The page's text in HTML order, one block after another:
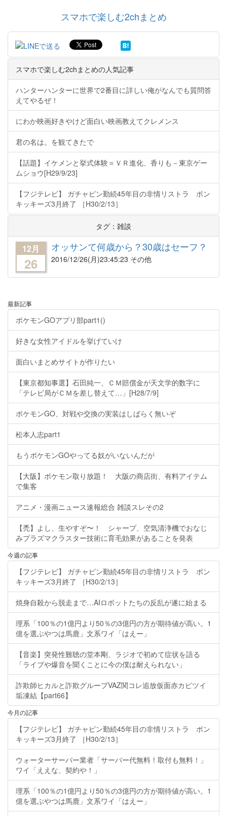
スマホで楽しむ2chまとめ
スマホで楽しむ2chまとめの人気記事
ハンターハンターに世界で2番目に詳しい俺がなんでも質問答
えてやるぜ！
にわか映画好きやけど面白い映画教えてクレメンス
君の名は。を観てきたで
【話題】イケメンと挙式体験＝ＶＲ進化、香りも－東京ゲー
ムショウ[H29/9/23]
【フジテレビ】 ガチャピン勤続45年目の非情リストラ ポン
キッキーズ3月終了 ［H30/2/13］
タグ：雑談
12月
26
オッサンて何歳から？30歳はセーフ？
2016/12/26(月)23:45:23 その他
最新記事
ポケモンGOアプリ部part1()
好きな女性アイドルを挙げていけ
面白いまとめサイトが作りたい
【東京都知事選】石田純一、ＣＭ賠償金が天文学的数字に
「テレビ局がＣＭを差し替えて…」[H28/7/9]
ポケモンGO、対戦や交換の実装はしばらく無いぞ
松本人志part1
もうポケモンGOやってる奴がいないんだが
【大阪】ポケモン取り放題！ 大阪の商店街、有料アイテム
で集客
アニメ・漫画ニュース速報総合 雑談スレその2
【禿】よし、生やすぞ〜！ シャープ、空気清浄機でおなじ
みプラズマクラスター技術に育毛効果があることを発表
今週の記事
【フジテレビ】 ガチャピン勤続45年目の非情リストラ ポン
キッキーズ3月終了 ［H30/2/13］
焼身自殺から脱走まで…AIロボットたちの反乱が遂に始まる
理系「100％の1億円より50％の3億円の方が期待値が高い。1
億を選ぶやつは馬鹿」文系ワイ「はえー」
【音楽】突発性難聴の堂本剛、ラジオで初めて症状を語る
「ライブや爆音を聞くことに今の僕は耐えられない」
詐欺師ヒカルと詐欺グループVAZ関コレ追放仮面赤カビツイ
垢凍結【part66】
今月の記事
【フジテレビ】 ガチャピン勤続45年目の非情リストラ ポン
キッキーズ3月終了 ［H30/2/13］
ウォーターサーバー業者「サーバー代無料！取付も無料！」
ワイ「ええな、契約や！」
理系「100％の1億円より50％の3億円の方が期待値が高い。1
億を選ぶやつは馬鹿」文系ワイ「はえー」